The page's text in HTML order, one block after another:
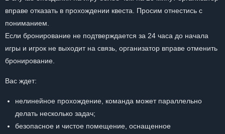
вправе отказать в прохождении квеста. Просим отнестись с
пониманием.
Если бронирование не подтверждается за 24 часа до начала
игры и игрок не выходит на связь, организатор вправе отменить
бронирование.
Вас ждет:
нелинейное прохождение, команда может параллельно
делать несколько задач;
безопасное и чистое помещение, оснащенное